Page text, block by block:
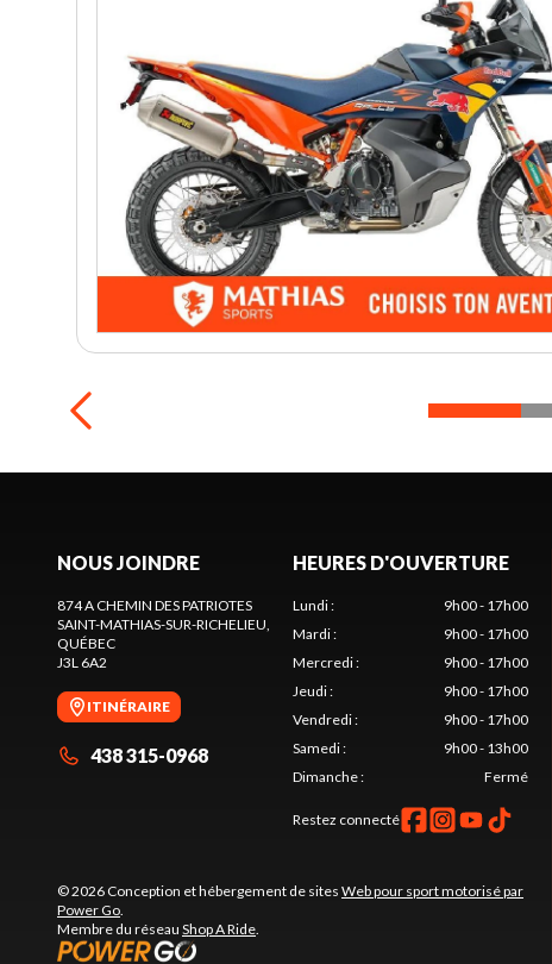
NOUS JOINDRE
874 A CHEMIN DES PATRIOTES
SAINT-MATHIAS-SUR-RICHELIEU
QUÉBEC
J3L 6A2
ITINÉRAIRE
438 315-0968
HEURES D'OUVERTURE
Lundi:
9h00 - 17h00
Mardi:
9h00 - 17h00
Mercredi:
9h00 - 17h00
Jeudi:
9h00 - 17h00
Vendredi:
9h00 - 17h00
Samedi:
9h00 - 13h00
Dimanche: Fermé
Restez connecté
© 2026 Conception et hébergement de sites Web pour sport motorisé par
Power Go
Membre du réseau Shop A Ride